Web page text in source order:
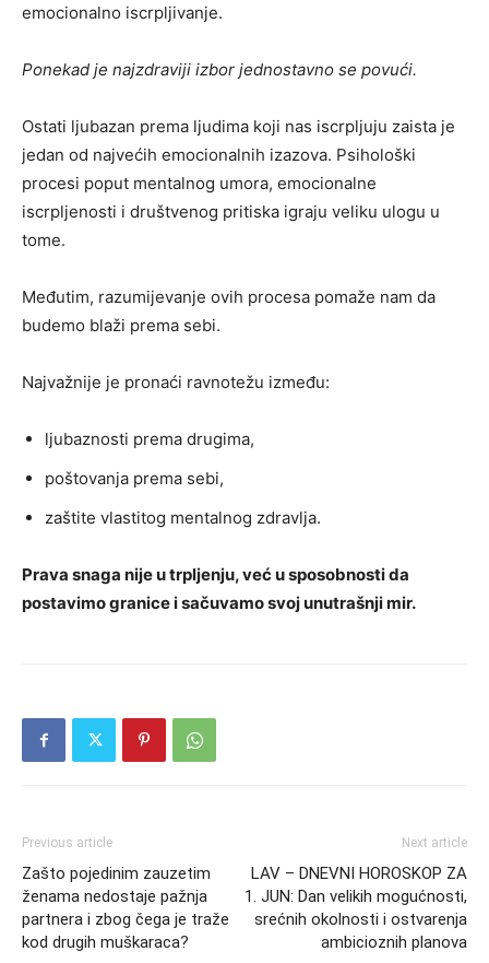
emocionalno iscrpljivanje.
Ponekad je najzdraviji izbor jednostavno se povući.
Ostati ljubazan prema ljudima koji nas iscrpljuju zaista je
jedan od najvećih emocionalnih izazova. Psihološki
procesi poput mentalnog umora, emocionalne
iscrpljenosti i društvenog pritiska igraju veliku ulogu u
tome.
Međutim, razumijevanje ovih procesa pomaže nam da
budemo blaži prema sebi.
Najvažnije je pronaći ravnotežu između:
ljubaznosti prema drugima,
poštovanja prema sebi,
zaštite vlastitog mentalnog zdravlja.
Prava snaga nije u trpljenju, već u sposobnosti da
postavimo granice i sačuvamo svoj unutrašnji mir.
Previous article
Zašto pojedinim zauzetim
ženama nedostaje pažnja
partnera i zbog čega je traže
kod drugih muškaraca?
Next article
LAV – DNEVNI HOROSKOP ZA
1. JUN: Dan velikih mogućnosti,
srećnih okolnosti i ostvarenja
ambicioznih planova